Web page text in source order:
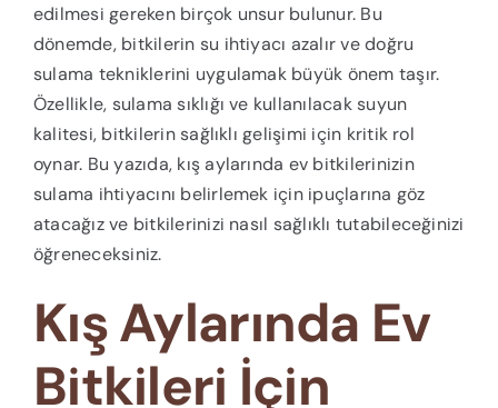
edilmesi gereken birçok unsur bulunur. Bu
dönemde, bitkilerin su ihtiyacı azalır ve doğru
sulama tekniklerini uygulamak büyük önem taşır.
Özellikle, sulama sıklığı ve kullanılacak suyun
kalitesi, bitkilerin sağlıklı gelişimi için kritik rol
oynar. Bu yazıda, kış aylarında ev bitkilerinizin
sulama ihtiyacını belirlemek için ipuçlarına göz
atacağız ve bitkilerinizi nasıl sağlıklı tutabileceğinizi
öğreneceksiniz.
Kış Aylarında Ev
Bitkileri İçin